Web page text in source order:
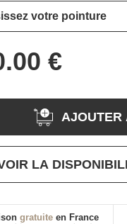
AJOUTER
LA
gratuiteen France